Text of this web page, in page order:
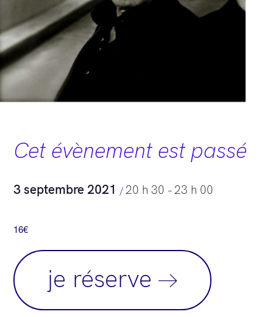
Cet évènement est passé
3 septembre 2021 /20 h 30 –23 h 00
16€
je réserve